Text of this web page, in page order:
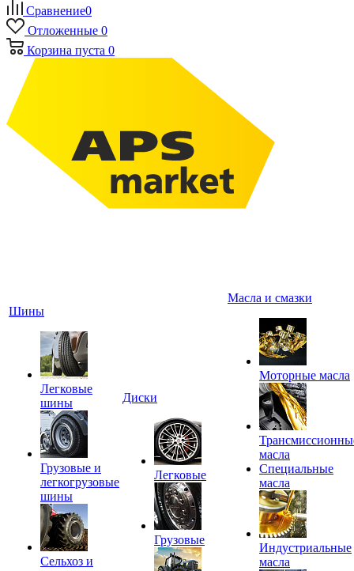
Сравнение0
Отложенные 0
Корзина пуста 0
Шины
Легковые
шины
Грузовые и
легкогрузовые
шины
Сельхоз и
Диски
Легковые
Грузовые
Масла и смазки
Моторные масла
масла
Специальные
масла
Индустриальные
масла